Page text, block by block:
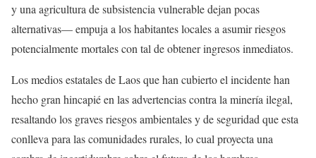
y una agricultura de subsistencia vulnerable dejan pocas
alternativas— empuja a los habitantes locales a asumir riesgos
potencialmente mortales con tal de obtener ingresos inmediatos.
Los medios estatales de Laos que han cubierto el incidente han
hecho gran hincapié en las advertencias contra la minería ilegal,
resaltando los graves riesgos ambientales y de seguridad que esta
conlleva para las comunidades rurales, lo cual proyecta una